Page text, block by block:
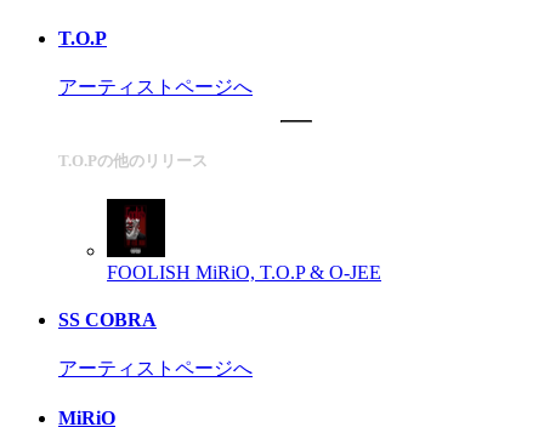
T.O.P
アーティストページへ
T.O.Pの他のリリース
FOOLISH MiRiO, T.O.P & O-JEE
SS COBRA
アーティストページへ
MiRiO